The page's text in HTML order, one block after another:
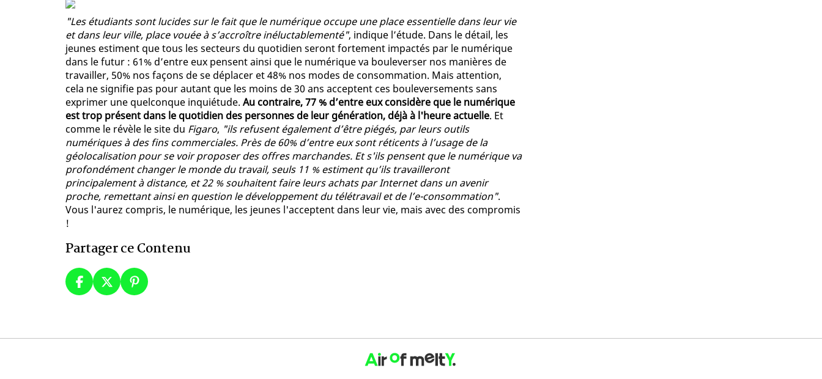
"Les étudiants sont lucides sur le fait que le numérique occupe une place essentielle dans leur vie
et dans leur ville, place vouée à s’accroître inéluctablementé", indique l’étude. Dans le détail, les
jeunes estiment que tous les secteurs du quotidien seront fortement impactés par le numérique
dans le futur : 61% d’entre eux pensent ainsi que le numérique va bouleverser nos manières de
travailler, 50% nos façons de se déplacer et 48% nos modes de consommation. Mais attention,
cela ne signifie pas pour autant que les moins de 30 ans acceptent ces bouleversements sans
exprimer une quelconque inquiétude. Au contraire, 77 % d’entre eux considère que le numérique
est trop présent dans le quotidien des personnes de leur génération, déjà à l'heure actuelle. Et
comme le révèle le site du Figaro, "ils refusent également d’être piégés, par leurs outils
numériques à des fins commerciales. Près de 60% d’entre eux sont réticents à l’usage de la
géolocalisation pour se voir proposer des offres marchandes. Et s'ils pensent que le numérique va
profondément changer le monde du travail, seuls 11 % estiment qu’ils travailleront
principalement à distance, et 22 % souhaitent faire leurs achats par Internet dans un avenir
proche, remettant ainsi en question le développement du télétravail et de l’e-consommation".
Vous l'aurez compris, le numérique, les jeunes l'acceptent dans leur vie, mais avec des compromis
!
Partager ce Contenu